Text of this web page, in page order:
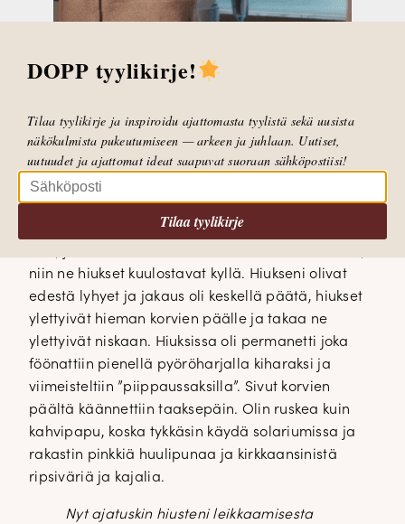
Toisella ja kolmannella lukiossa pukeuduttiin
näytän yhtä vanhalta kuin nyt tai jopa
ylettyi polven alle. Liivihameen alla minulla oli
valkoinen paitapusero, joka oli napitettu ylös
saakka kiinni, mustat ohkaiset sukkahousut ja
mustat ballerinat. Takkina minulla oli polveen
ylettyvä slimmattu villakangastakki. Talven tullessa
vaihdoin jalkaani mustat matalat nahkasaappaat.
niin ne hiukset kuulostavat kyllä. Hiukseni olivat
edestä lyhyet ja jakaus oli keskellä päätä, hiukset
ylettyivät hieman korvien päälle ja takaa ne
ylettyivät niskaan. Hiuksissa oli permanetti joka
föönattiin pienellä pyöröharjalla kiharaksi ja
viimeisteltiin ”piippaussaksilla”. Sivut korvien
päältä käännettiin taaksepäin. Olin ruskea kuin
kahvipapu, koska tykkäsin käydä solariumissa ja
rakastin pinkkiä huulipunaa ja kirkkaansinistä
ripsiväriä ja kajalia.
Nyt ajatuskin hiusteni leikkaamisesta
DOPP tyylikirje!
Tilaa tyylikirje ja inspiroidu ajattomasta tyylistä sekä uusista
näkökulmista pukeutumiseen — arkeen ja juhlaan. Uutiset,
uutuudet ja ajattomat ideat saapuvat suoraan sähköpostiisi!
Tilaa tyylikirje